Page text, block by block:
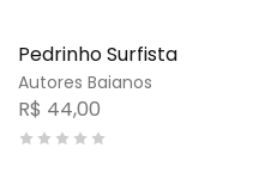
Autores Baianos
Pedrinho Surfista
R$ 44,00